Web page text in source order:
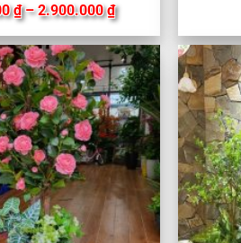
₫ – 2.900.000₫Khoảng
giá:
từ
2.500.000 ₫
đến
2.900.000 ₫